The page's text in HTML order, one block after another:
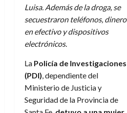
Luisa. Además de la droga, se
secuestraron teléfonos, dinero
en efectivo y dispositivos
electrónicos.
La Policía de Investigaciones
(PDI) , dependiente del
Ministerio de Justicia y
Seguridad de la Provincia de